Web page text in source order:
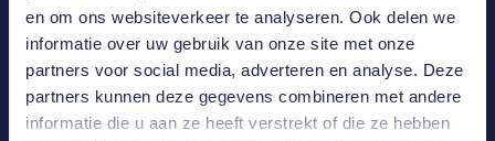
en om ons websiteverkeer te analyseren. Ook delen we
informatie over uw gebruik van onze site met onze
partners voor social media, adverteren en analyse. Deze
partners kunnen deze gegevens combineren met andere
informatie die u aan ze heeft verstrekt of die ze hebben
CONNECT WITH US